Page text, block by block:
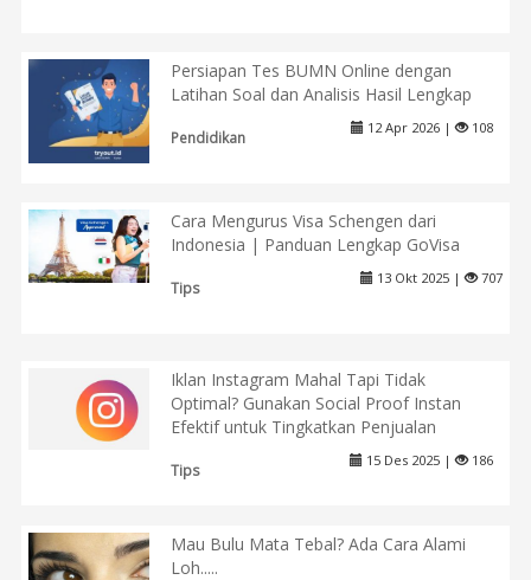
Persiapan Tes BUMN Online dengan
Latihan Soal dan Analisis Hasil Lengkap
Pendidikan
12 Apr 2026 | 108
Cara Mengurus Visa Schengen dari
Indonesia | Panduan Lengkap GoVisa
Tips
13 Okt 2025 | 707
Iklan Instagram Mahal Tapi Tidak
Optimal? Gunakan Social Proof Instan
Efektif untuk Tingkatkan Penjualan
Tips
15 Des 2025 | 186
Mau Bulu Mata Tebal? Ada Cara Alami
Loh.....